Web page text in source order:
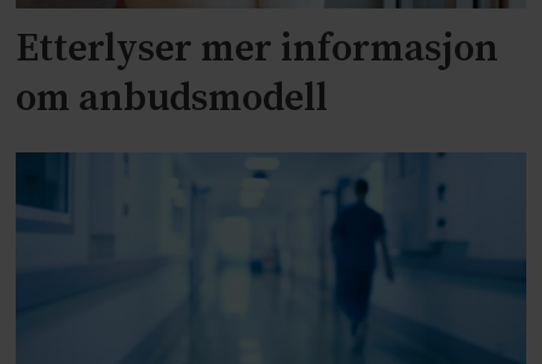
Etterlyser mer informasjon
om anbudsmodell